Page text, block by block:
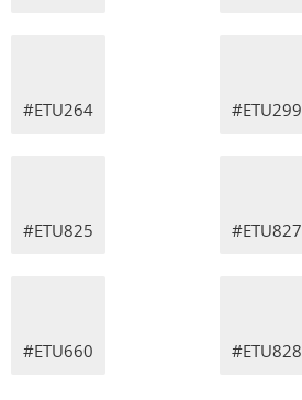
#ETU264 #ETU299
#ETU825 #ETU827
#ETU660 #ETU828